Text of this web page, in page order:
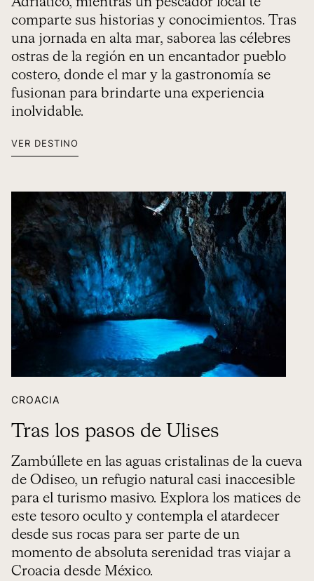
comparte sus historias y conocimientos. Tras
una jornada en alta mar, saborea las célebres
ostras de la región en un encantador pueblo
costero, donde el mar y la gastronomía se
fusionan para brindarte una experiencia
inolvidable.
VER DESTINO
CROACIA
Tras los pasos de Ulises
Zambúllete en las aguas cristalinas de la cueva
de Odiseo, un refugio natural casi inaccesible
para el turismo masivo. Explora los matices de
este tesoro oculto y contempla el atardecer
desde sus rocas para ser parte de un
momento de absoluta serenidad tras viajar a
Croacia desde México.